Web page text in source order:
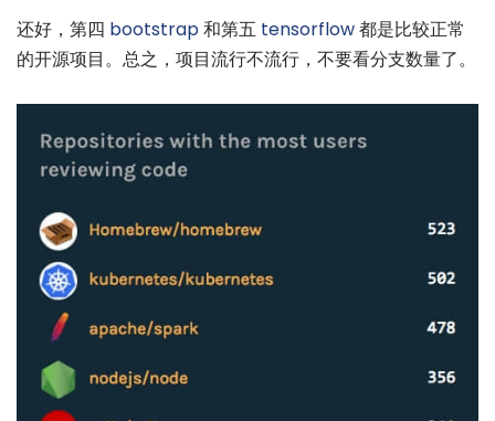
还好，第四 bootstrap和第五 tensorflow都是比较正常
的开源项目。总之，项目流行不流行，不要看分支数量了。